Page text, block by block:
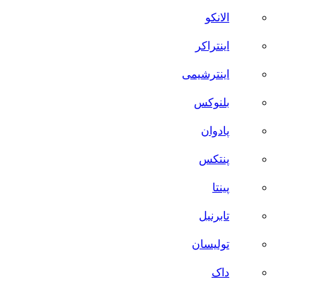
الانکو
اینتراکر
اینترشیمی
بلنوکس
پادوان
پنتکس
پینتا
تابرنیل
تولیسان
داک